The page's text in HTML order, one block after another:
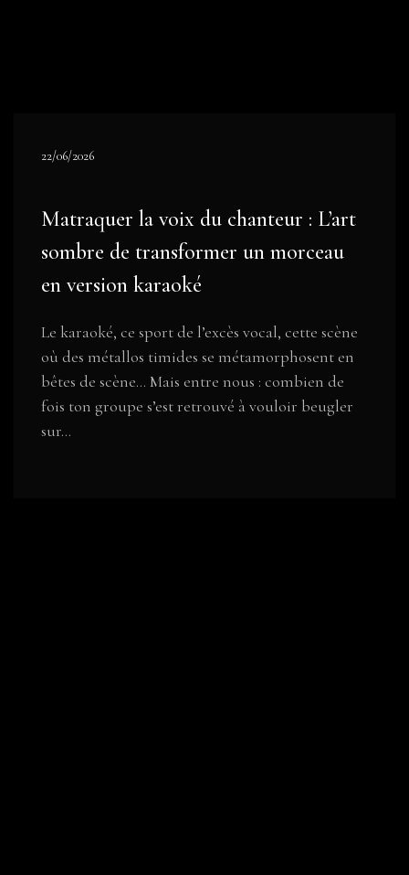
22/06/2026
Matraquer la voix du chanteur : L’art
sombre de transformer un morceau
en version karaoké
Le karaoké, ce sport de l’excès vocal, cette scène
où des métallos timides se métamorphosent en
bêtes de scène… Mais entre nous : combien de
fois ton groupe s’est retrouvé à vouloir beugler
sur...